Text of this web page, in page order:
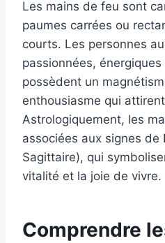
Les mains de feu sont
paumes carrées ou
courts. Les personnes
passionnées,
possèdent un
enthousiasme qui
Astrologiquement, les
associées aux signes de
Sagittaire), qui
vitalité et la joie de vivre.
Comprendre